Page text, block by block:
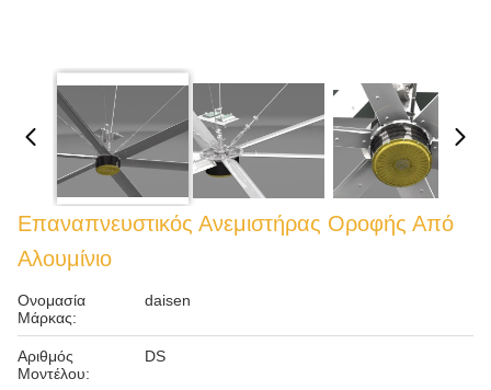
Επαναπνευστικός Ανεμιστήρας Οροφής Από
Αλουμίνιο
Ονομασία
Μάρκας:
daisen
Αριθμός
Μοντέλου:
DS